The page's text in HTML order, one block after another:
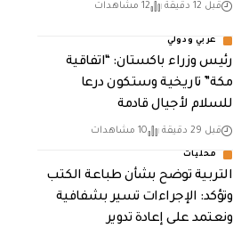
قبل 12 دقيقة 12 مشاهدات
عربي ودولي
رئيس وزراء باكستان: “اتفاقية
مكة” تاريخية وستكون درعا
للسلام لأجيال قادمة
قبل 29 دقيقة 10 مشاهدات
محليات
التربية توضح بشأن طباعة الكتب
وتؤكد: الإجراءات تسير بشفافية
ونعتمد على إعادة تدوير